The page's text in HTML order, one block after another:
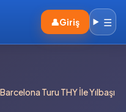
👤Giriş ☰
Turu THY İle Yılbaşı